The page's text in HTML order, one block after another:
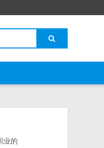
业的